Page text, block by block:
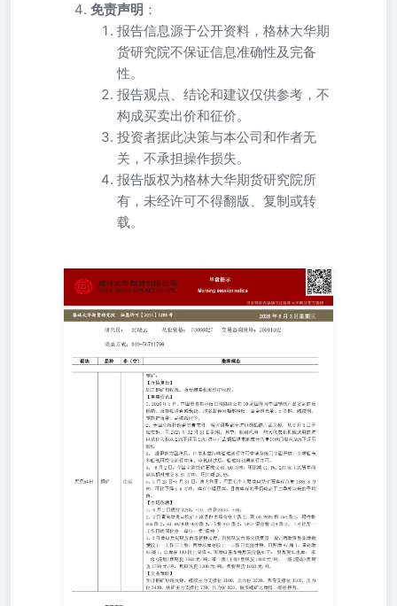
免责声明 ：
报告信息源于公开资料，格林大华期
货研究院不保证信息准确性及完备
性。
报告观点、结论和建议仅供参考，不
构成买卖出价和征价。
投资者据此决策与本公司和作者无
关，不承担操作损失。
报告版权为格林大华期货研究院所
有，未经许可不得翻版、复制或转
载。
更多精彩内容请关注格林大华期货官方微信 格林大华期货
研究院证监许可【2011】1288号 2026年6月3日星期三 研究
员：纪晓云从业资格：F3066027交易咨询资格：Z0011402
联系方式：010-56711796 钢矿： 周二钢矿均收涨。夜盘螺
救济信息网陆续公布10起国外对中国钢铁产品发起的反倾
销、反补贴调查或裁决。涉案品种包括钢格板、合金钢盘
条、H型钢、螺纹钢、钢制护角条、高碳线材等。 2、美国
总统特朗普签署文件，暂时调整部分进口钢铝铜产品关税，
从6月8日开始实施，至2027年12月31日到期。其中，收割机
和一些其他农业机械适用的进口从价关税从25%下调至
15%，进口产品钢铝铜本地成分含量比例门槛从95%下调至
85%。 3、据伊朗方面消息，霍尔木兹海峡船舶通行许可申
请系统已全面开放，全球船东和船长可提交通行申请。审核
通过后，船舶将获得通行许可。 4、6月2日，全国主港铁矿
石成交67.50万吨，环比减11.1%；237家主流贸易商建筑钢
材成交8.87万吨，环比减25.8%。 5、5月25日-5月31日，澳
大利亚、巴西七个主要港口铁矿石库存总量1388.8万吨，环